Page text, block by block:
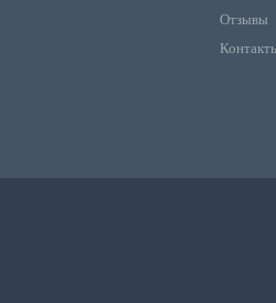
Отзывы